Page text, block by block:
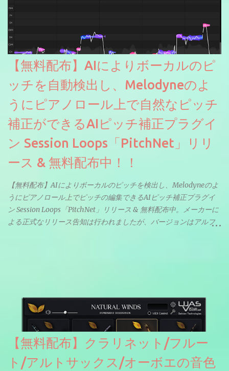
【無料配布】AIによりボーカルのピ
ッチを自動検出し、Melodyneのよ
うにピアノロール上で自然なピッチ
補正ができるAIピッチ補正プラグイ
ン Session Loops「PitchNet」リリ
ース & 無料配布中！！
【無料配布】AIによりボーカルのピッチを検出し、Melodyneのよ
うにピアノロール上でピッチの編集できるAIピッチ補正プラグイ
ン Session Loops「PitchNet」リリース & 無料配布中。メーカーに
よる正式なリリース告知は行われましたが、バージョンはアルフ
ソースを元に設計・改良した製品のようです。
【無料配布】クラリネット/フルー
ト/アルトサックス/オーボエの音色